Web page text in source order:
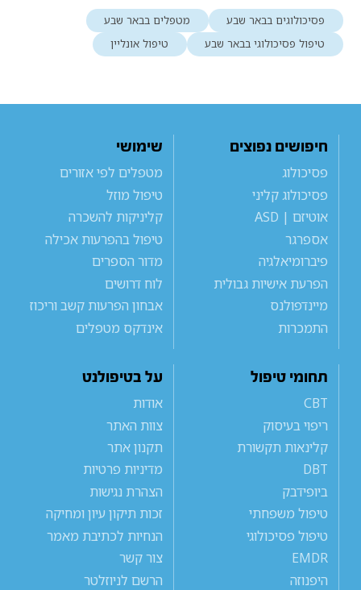
פסיכולוגים בבאר שבע
מטפלים בבאר שבע
טיפול פסיכולוגי בבאר שבע
טיפול אונליין
חיפושים נפוצים
פסיכולוג
פסיכולוג קליני
אוטיזם | ASD
אספרגר
פיברומיאלגיה
הפרעת אישיות גבולית
מיינדפולנס
התמכרות
שימושי
מטפלים לפי אזורים
טיפול מוזל
קליניקות להשכרה
טיפול בהפרעות אכילה
מדור הספרים
לוח דרושים
אבחון הפרעות קשב וריכוז
אינדקס מטפלים
תחומי טיפול
CBT
ריפוי בעיסוק
קלינאות תקשורת
DBT
ביופידבק
טיפול משפחתי
טיפול פסיכולוגי
EMDR
היפנוזה
על בטיפולנט
אודות
צוות האתר
תקנון אתר
מדיניות פרטיות
הצהרת נגישות
זכות תיקון עיון ומחיקה
הנחיות לכתיבת מאמר
צור קשר
הרשם לניוזלטר